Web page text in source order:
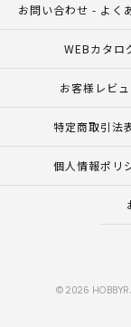
お問い合わせ - よく
WEBカタロ
お客様レビ
特定商取引法
個人情報ポリ
© 2026